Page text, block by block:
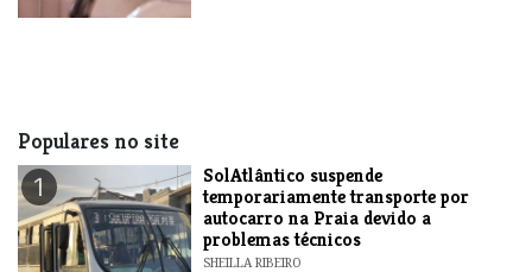
Populares no site
1
SolAtlântico suspende
temporariamente transporte por
autocarro na Praia devido a
problemas técnicos
SHEILLA RIBEIRO